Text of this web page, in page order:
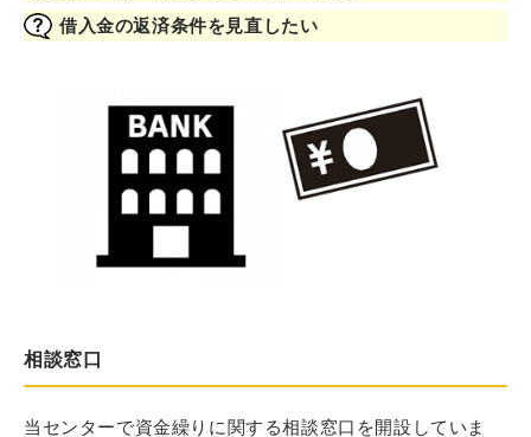
借入金の返済条件を見直したい
相談窓口
当センターで資金繰りに関する相談窓口を開設していま